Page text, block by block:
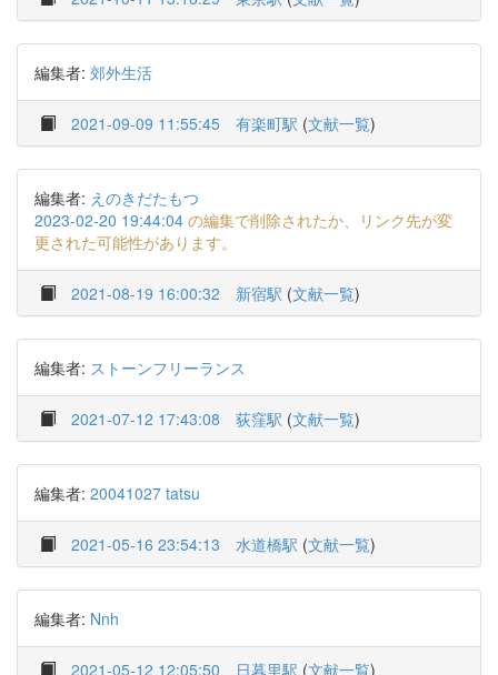
編集者: 郊外生活
2021-09-09 11:55:45 有楽町駅 (文献一覧)
編集者: えのきだたもつ
2023-02-20 19:44:04 の編集で削除されたか、リンク先が変
更された可能性があります。
2021-08-19 16:00:32 新宿駅 (文献一覧)
編集者: ストーンフリーランス
2021-07-12 17:43:08 荻窪駅 (文献一覧)
編集者: 20041027 tatsu
2021-05-16 23:54:13 水道橋駅 (文献一覧)
編集者: Nnh
2021-05-12 12:05:50 日暮里駅 (文献一覧)